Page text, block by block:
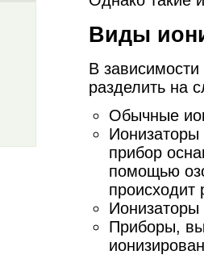
Виды
В
разделить на
Обычные
Ионизаторы
прибор
помощью
происходит
Приборы,